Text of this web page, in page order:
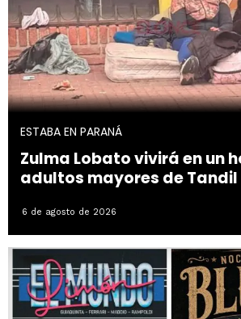
ESTABA EN PARANÁ
Zulma Lobato vivirá en un
adultos mayores de Tandil
6 de agosto de 2026